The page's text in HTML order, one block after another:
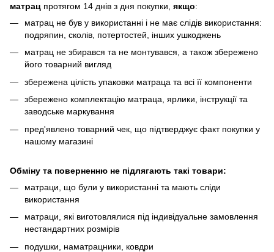
матрац протягом 14 днів з дня покупки, якщо:
матрац не був у використанні і не має слідів використання:
подряпин, сколів, потертостей, інших ушкоджень
матрац не збирався та не монтувався, а також збережено
його товарний вигляд
збережена цілість упаковки матраца та всі її компоненти
збережено комплектацію матраца, ярлики, інструкції та
заводське маркування
пред'явлено товарний чек, що підтверджує факт покупки у
нашому магазині
Обміну та поверненню не підлягають такі товари:
матраци, що були у використанні та мають сліди
використання
матраци, які виготовлялися під індивідуальне замовлення
нестандартних розмірів
подушки, наматрацники, ковдри